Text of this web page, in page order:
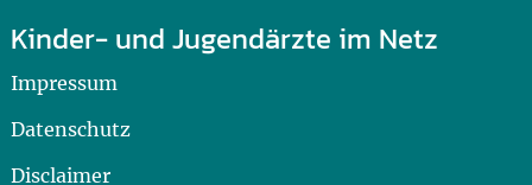
Kinder- und Jugendärzte im Netz
Impressum
Datenschutz
Disclaimer